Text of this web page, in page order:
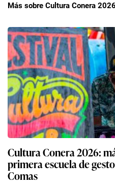
Más sobre Cultura Conera 2026
Cultura Conera 2026:
primera escuela de
Comas